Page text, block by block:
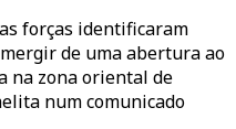
forças identificaram
de uma abertura ao
na zona oriental de
num comunicado